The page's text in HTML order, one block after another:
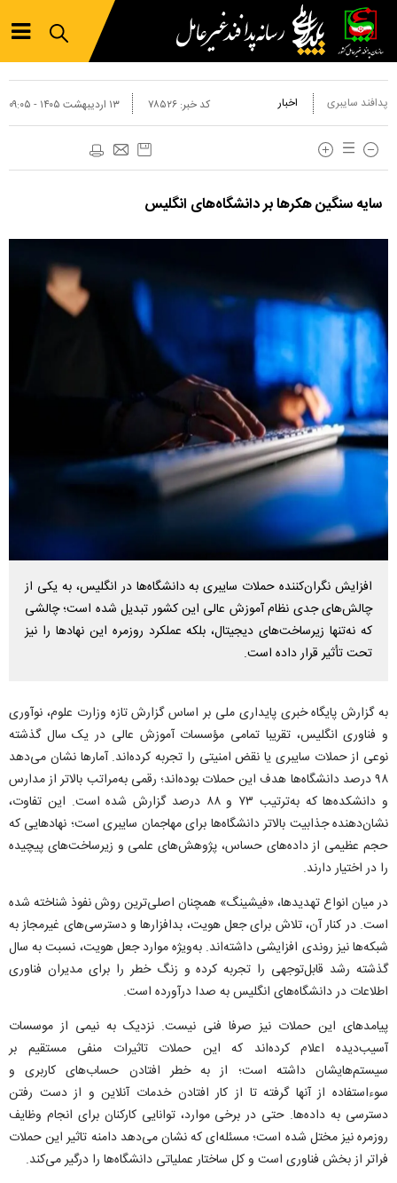
پدافند سایبری اخبار ۱۳ ارديبهشت ۱۴۰۵ - ۰۹:۰۵ کد خبر:۷۸۵۲۶
سایه سنگین هکر‌ها بر دانشگاه‌های انگلیس
افزایش نگران‌کننده حملات سایبری به دانشگاه‌ها در انگلیس، به یکی از
چالش‌های جدی نظام آموزش عالی این کشور تبدیل شده است؛ چالشی
که نه‌تنها زیرساخت‌های دیجیتال، بلکه عملکرد روزمره این نهاد‌ها را نیز
تحت تأثیر قرار داده است.
به گزارش پایگاه خبری پایداری ملی بر اساس گزارش تازه وزارت علوم، نوآوری
و فناوری انگلیس، تقریبا تمامی مؤسسات آموزش عالی در یک سال گذشته
نوعی از حملات سایبری یا نقض امنیتی را تجربه کرده‌اند. آمار‌ها نشان می‌دهد
۹۸ درصد دانشگاه‌ها هدف این حملات بوده‌اند؛ رقمی به‌مراتب بالاتر از مدارس
و دانشکده‌ها که به‌ترتیب ۷۳ و ۸۸ درصد گزارش شده است. این تفاوت،
نشان‌دهنده جذابیت بالاتر دانشگاه‌ها برای مهاجمان سایبری است؛ نهاد‌هایی که
حجم عظیمی از داده‌های حساس، پژوهش‌های علمی و زیرساخت‌های پیچیده
را در اختیار دارند.
در میان انواع تهدیدها، «فیشینگ» همچنان اصلی‌ترین روش نفوذ شناخته شده
است. در کنار آن، تلاش برای جعل هویت، بدافزار‌ها و دسترسی‌های غیرمجاز به
شبکه‌ها نیز روندی افزایشی داشته‌اند. به‌ویژه موارد جعل هویت، نسبت به سال
گذشته رشد قابل‌توجهی را تجربه کرده و زنگ خطر را برای مدیران فناوری
اطلاعات در دانشگاه‌های انگلیس به صدا درآورده است.
پیامد‌های این حملات نیز صرفا فنی نیست. نزدیک به نیمی از موسسات
آسیب‌دیده اعلام کرده‌اند که این حملات تاثیرات منفی مستقیم بر
سیستم‌هایشان داشته است؛ از به خطر افتادن حساب‌های کاربری و
سوءاستفاده از آنها گرفته تا از کار افتادن خدمات آنلاین و از دست رفتن
دسترسی به داده‌ها. حتی در برخی موارد، توانایی کارکنان برای انجام وظایف
روزمره نیز مختل شده است؛ مسئله‌ای که نشان می‌دهد دامنه تاثیر این حملات
فراتر از بخش فناوری است و کل ساختار عملیاتی دانشگاه‌ها را درگیر می‌کند.